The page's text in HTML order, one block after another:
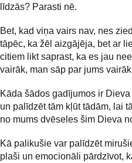
līdzās? Parasti nē.
Bet, kad viņa vairs nav, nes
tāpēc, ka žēl aizgājēja, bet ar
citiem likt saprast, ka es jau
vairāk, man sāp par jums
Kāda šādos gadījumos ir
un palīdzēt tām kļūt tādām, lai
no mums dvēseles šim Dieva
Kā palikušie var palīdzēt
plaši un emocionāli pārdzīvot,